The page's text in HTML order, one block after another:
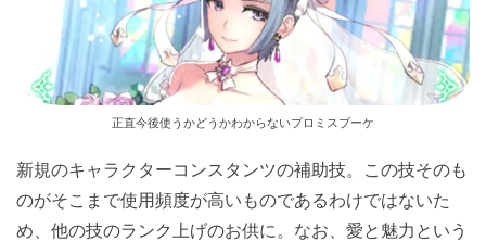
正直今後使うかどうかわからないプロミスブーケ
新規のキャラクターコンスタンツの補助技。この技そのも
のがそこまで使用頻度が高いものであるわけではないた
め、他の技のランク上げのお供に。なお、愛と魅力という